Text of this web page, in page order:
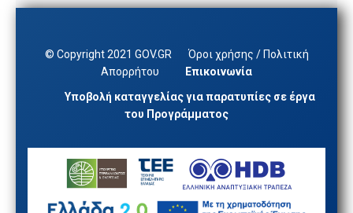
© Copyright 2021 GOV.GR
Όροι χρήσης / Πολιτική
Απορρήτου
Επικοινωνία
Υποβολή καταγγελίας για παρατυπίες σε έργα
του Προγράμματος